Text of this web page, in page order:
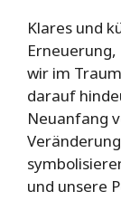
Klares und
wir im
darauf
Neuanfang
und unsere